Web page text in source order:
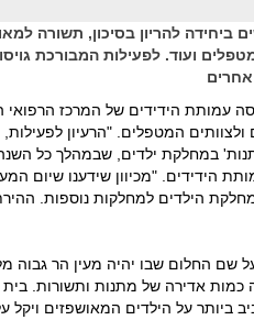
ביחידה להריון בסיכון, תשורה
ועוד. לפעילות המבורכת
אחרים
עמותת הידידים של המרכז הרפואי
ולצוותים המטפלים. "הרעיון
במחלקת ילדים, שבמהלך כל
הידידים. "מכיוון שידענו שיום
הילדים למחלקות נוספות.
שם החלום שבו יהיה מעין הר גבוה
כמות אדירה של מתנות ותשורות.
ביותר על הילדים המאושפזים ויקל